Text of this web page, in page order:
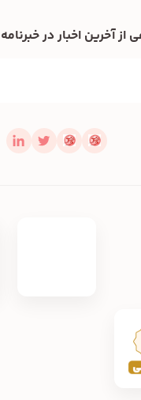
از آخرین اخبار در